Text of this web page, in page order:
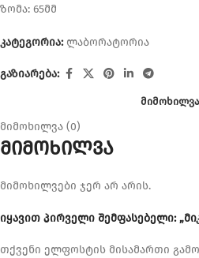
ზომა: 65მმ
კატეგორია: ლაბორატორია
გაზიარება:
ᲛᲘᲛᲝᲮᲘᲚᲕᲐ
მიმოხილვა (0)
მიმოხილვა
მიმოხილვები ჯერ არ არის.
იყავით პირველი შემფასებელი:
თქვენი ელფოსტის მისამართი